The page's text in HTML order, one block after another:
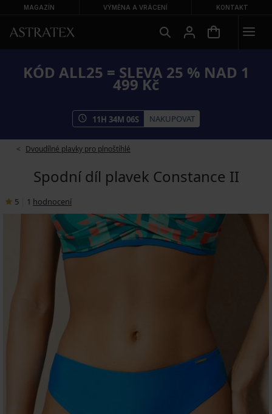
MAGAZÍN VÝMĚNA A VRÁCENÍ KONTAKT
KÓD ALL25 = SLEVA 25 % NAD 1
499 Kč
11H 34M 06S NAKUPOVAT
Dvoudílné plavky pro plnoštíhlé
Spodní díl plavek Constance II
5 1 hodnocení